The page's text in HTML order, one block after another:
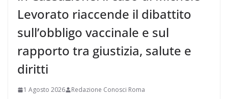
Levorato riaccende il dibattito
sull’obbligo vaccinale e sul
rapporto tra giustizia, salute e
diritti
1 Agosto 2026 Redazione Conosci Roma